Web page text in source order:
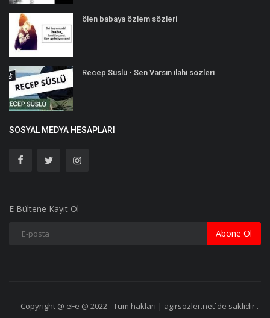
ölen babaya özlem sözleri
Recep Süslü - Sen Varsın ilahi sözleri
SOSYAL MEDYA HESAPLARI
E Bültene Kayıt Ol
Abone Ol
Copyright @ eFe @ 2022 - Tüm hakları | agirsozler.net`de saklıdır .